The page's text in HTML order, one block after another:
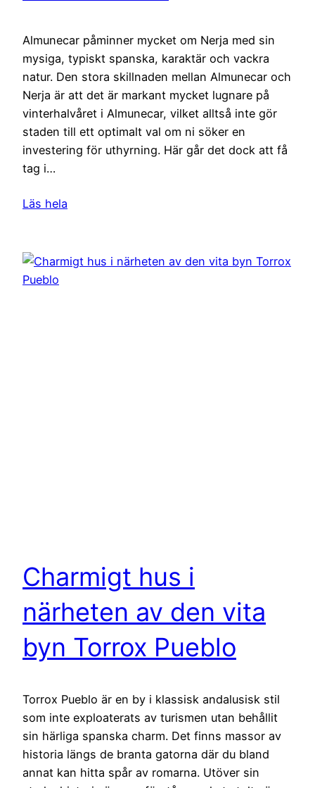
Almunecar påminner mycket om Nerja med sin
mysiga, typiskt spanska, karaktär och vackra
natur. Den stora skillnaden mellan Almunecar och
Nerja är att det är markant mycket lugnare på
vinterhalvåret i Almunecar, vilket alltså inte gör
staden till ett optimalt val om ni söker en
investering för uthyrning. Här går det dock att få
tag i…
Läs hela
Charmigt hus i
närheten av den vita
byn Torrox Pueblo
Torrox Pueblo är en by i klassisk andalusisk stil
som inte exploaterats av turismen utan behållit
sin härliga spanska charm. Det finns massor av
historia längs de branta gatorna där du bland
annat kan hitta spår av romarna. Utöver sin